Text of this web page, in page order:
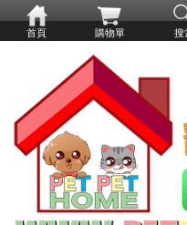
首頁 購物單 搜